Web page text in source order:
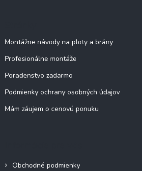
Montážne návody na ploty a brány
Profesionálne montáže
Poradenstvo zadarmo
Podmienky ochrany osobných údajov
Mám záujem o cenovú ponuku
Obchodné podmienky